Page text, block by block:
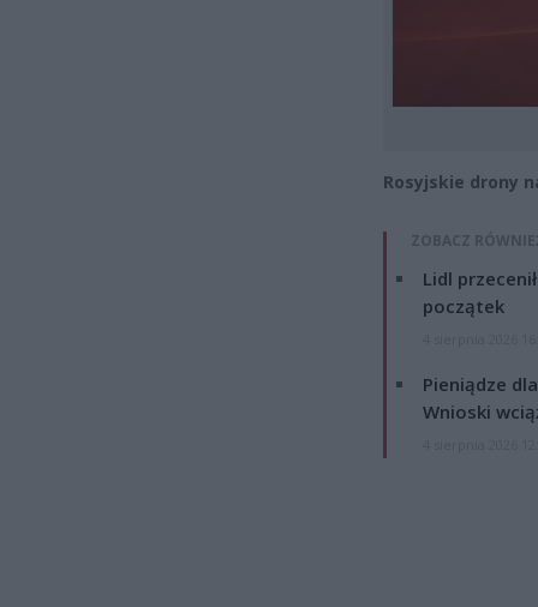
Rosyjskie drony
ZOBACZ
Lidl
początek
Pieniądze
Wnioski